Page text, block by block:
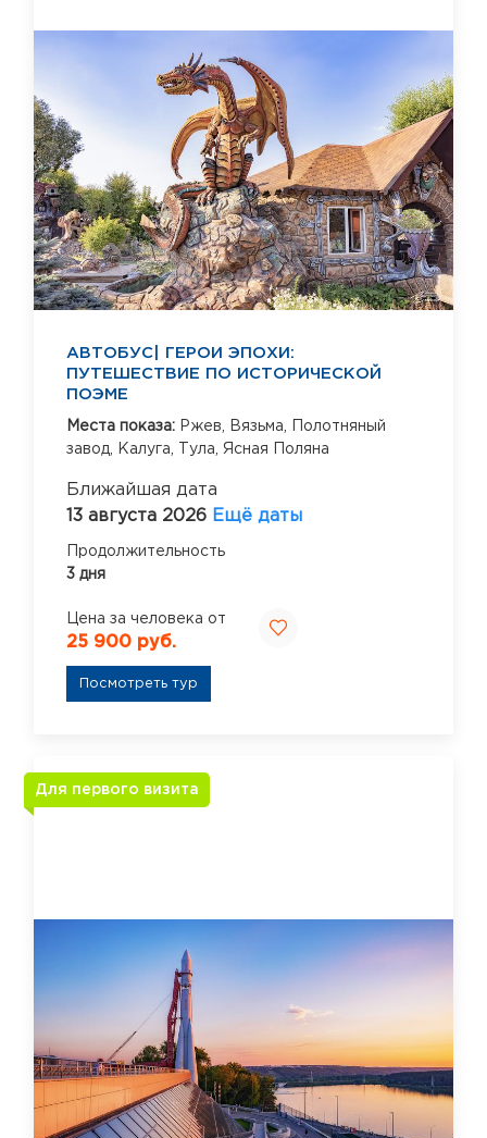
АВТОБУС| ГЕРОИ ЭПОХИ:
ПУТЕШЕСТВИЕ ПО ИСТОРИЧЕСКОЙ
ПОЭМЕ
Места показа: Ржев, Вязьма,
Полотняный
завод,
Калуга, Тула, Ясная Поляна
Ближайшая дата
13 августа 2026 Ещё даты
Продолжительность
3 дня
Цена за человека от
25 900 руб.
Посмотреть тур
Для первого визита